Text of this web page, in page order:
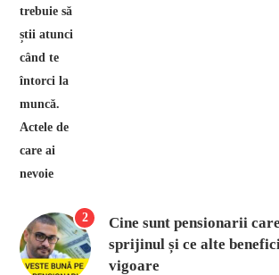
2
Cine sunt pensionarii
sprijinul și ce alte
vigoare